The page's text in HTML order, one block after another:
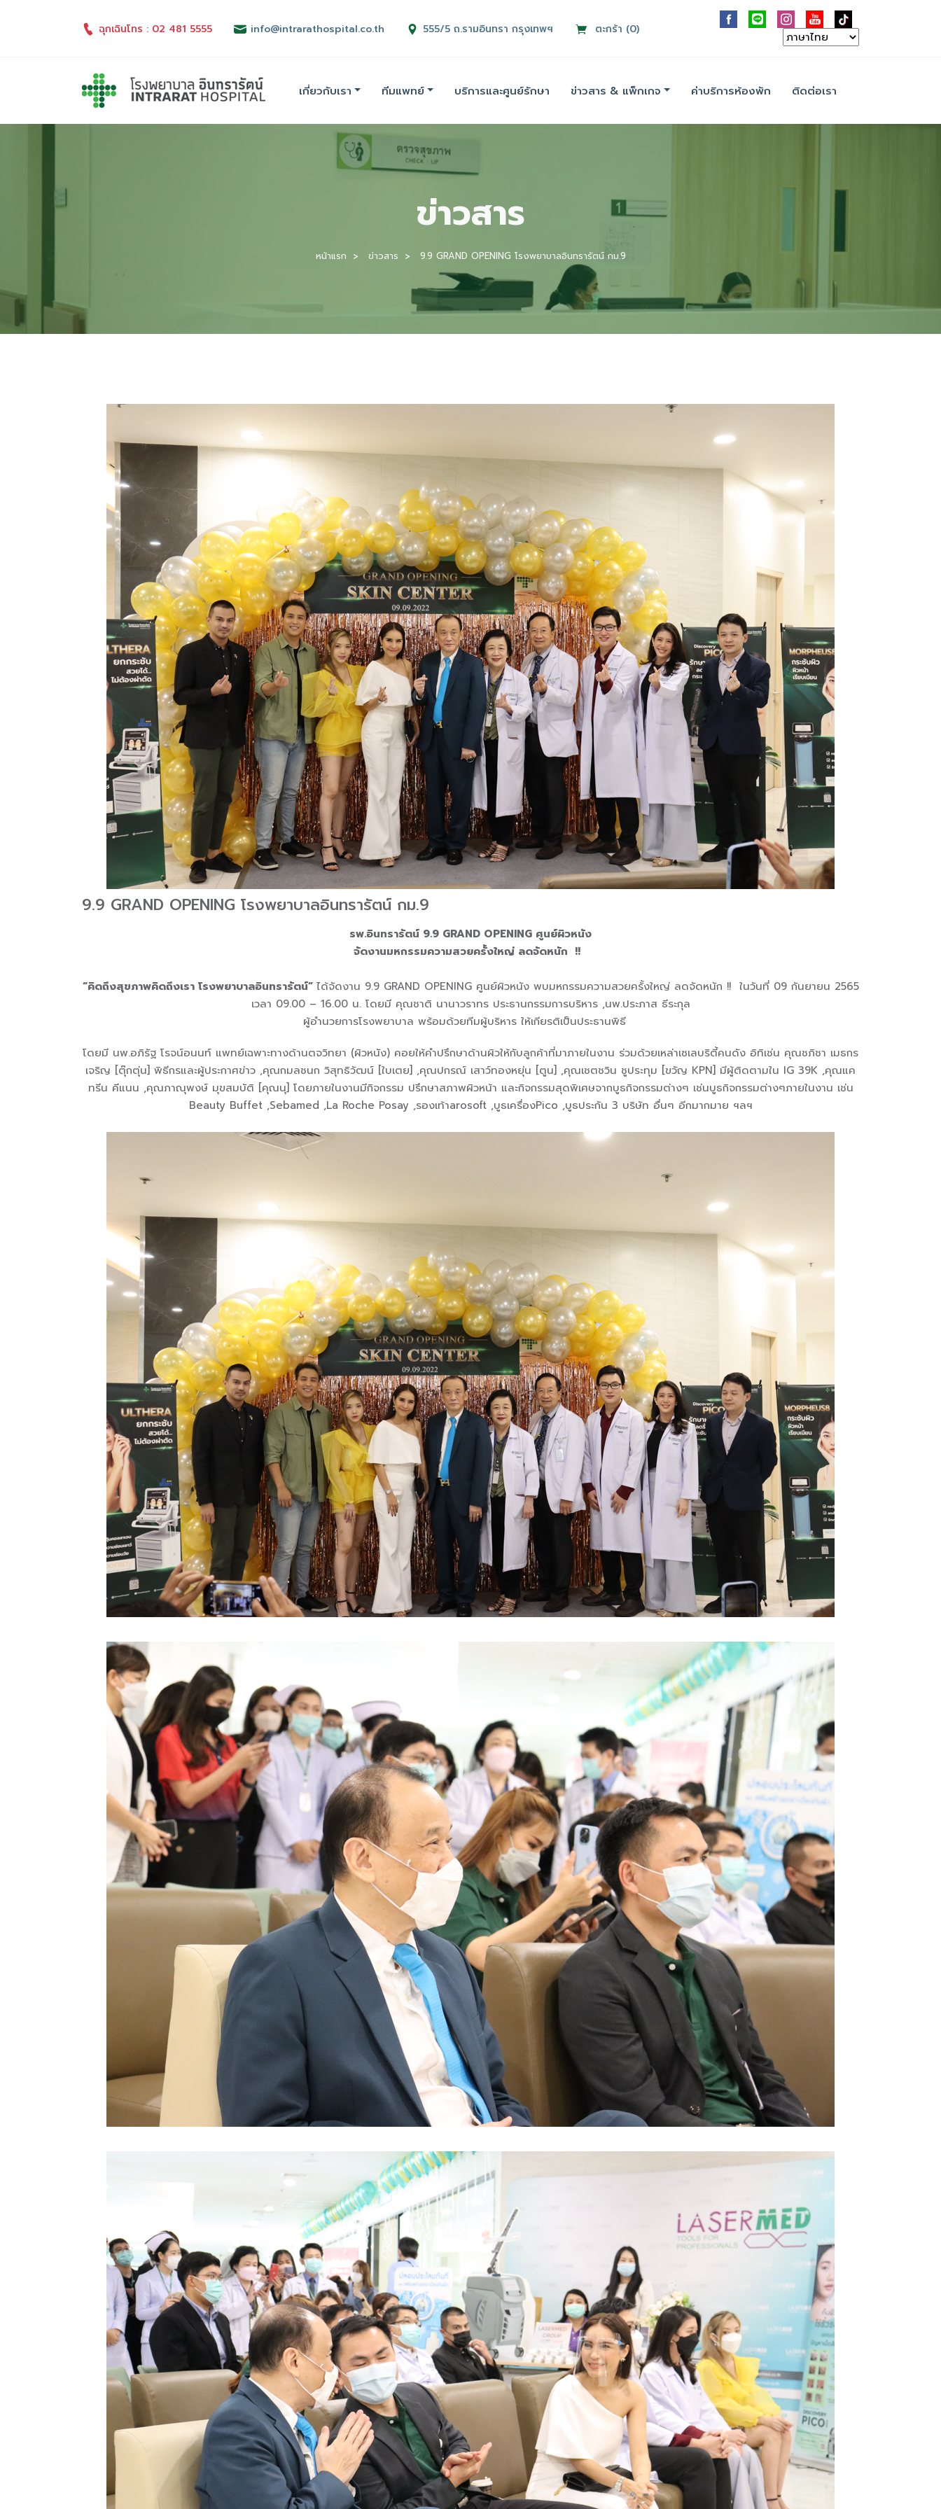
ฉุกเฉินโทร : 02 481 5555 info@intrarathospital.co.th 555/5 ถ.รามอินทรา กรุงเทพฯ ตะกร้า (0)
เกี่ยวกับเรา ทีมแพทย์ บริการและศูนย์รักษา ข่าวสาร & แพ็กเกจ ค่าบริการห้องพัก ติดต่อเรา
ข่าวสาร
หน้าแรก ข่าวสาร 9.9 GRAND OPENING โรงพยาบาลอินทรารัตน์ กม.9
9.9 GRAND OPENING โรงพยาบาลอินทรารัตน์ กม.9
รพ.อินทรารัตน์ 9.9 GRAND OPENING ศูนย์ผิวหนัง
จัดงานมหกรรมความสวยครั้งใหญ่ ลดจัดหนัก !!
“คิดถึงสุขภาพคิดถึงเรา โรงพยาบาลอินทรารัตน์” ได้จัดงาน 9.9 GRAND OPENING ศูนย์ผิวหนัง พบมหกรรมความสวยครั้งใหญ่ ลดจัดหนัก !! ในวันที่ 09 กันยายน 2565
เวลา 09.00 – 16.00 น. โดยมี คุณชาติ นานาวราทร ประธานกรรมการบริหาร ,นพ.ประภาส ธีระกุล
ผู้อำนวยการโรงพยาบาล พร้อมด้วยทีมผู้บริหาร ให้เกียรติเป็นประธานพิธี
โดยมี นพ.อภิรัฐ โรจน์อนนท์ แพทย์เฉพาะทางด้านตจวิทยา (ผิวหนัง) คอยให้คำปรึกษาด้านผิวให้กับลูกค้าที่มาภายในงาน ร่วมด้วยเหล่าเซเลบริตี้คนดัง อิทิเช่น คุณชภิชา เมธกร
เจริญ [ตุ๊กตุ่น] พิธีกรและผู้ประกาศข่าว ,คุณกมลชนก วิสุทธิวัฒน์ [ใบเตย] ,คุณปกรณ์ เสาว์ทองหยุ่น [ตูน] ,คุณเชตชวิน ชูประทุม [ขวัญ KPN] มีผู้ติดตามใน IG 39K ,คุณแค
ทรีน คีแนน ,คุณภาณุพงษ์ มุขสมบัติ [คุณนุ] โดยภายในงานมีกิจกรรม ปรึกษาสภาพผิวหน้า และกิจกรรมสุดพิเศษจากบูธกิจกรรมต่างๆ เช่นบูธกิจกรรมต่างๆภายในงาน เช่น
Beauty Buffet ,Sebamed ,La Roche Posay ,รองเท้าarosoft ,บูธเครื่องPico ,บูธประกัน 3 บริษัท อื่นๆ อีกมากมาย ฯลฯ